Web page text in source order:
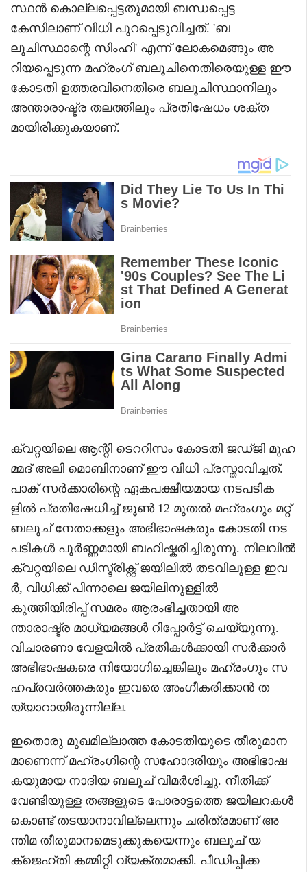
സ്ഥൻ കൊല്ലപ്പെട്ടതുമായി ബന്ധപ്പെട്ട
കേസിലാണ് വിധി പുറപ്പെടുവിച്ചത്. 'ബ
ലൂചിസ്ഥാന്റെ സിംഹി' എന്ന് ലോകമെങ്ങും അ
റിയപ്പെടുന്ന മഹ്‌രംഗ് ബലൂചിനെതിരെയുള്ള ഈ
കോടതി ഉത്തരവിനെതിരെ ബലൂചിസ്ഥാനിലും
അന്താരാഷ്ട്ര തലത്തിലും പ്രതിഷേധം ശക്ത
മായിരിക്കുകയാണ്.
ക്വറ്റയിലെ ആന്റി ടെററിസം കോടതി ജഡ്ജി മുഹ
മ്മദ് അലി മൊബിനാണ് ഈ വിധി പ്രസ്താവിച്ചത്.
പാക് സർക്കാരിന്റെ ഏകപക്ഷീയമായ നടപടിക
ളിൽ പ്രതിഷേധിച്ച് ജൂൺ 12 മുതൽ മഹ്‌രംഗും മറ്റ്
ബലൂച് നേതാക്കളും അഭിഭാഷകരും കോടതി നട
പടികൾ പൂർണ്ണമായി ബഹിഷ്കരിച്ചിരുന്നു. നിലവിൽ
ക്വറ്റയിലെ ഡിസ്ട്രിക്റ്റ് ജയിലിൽ തടവിലുള്ള ഇവ
ർ, വിധിക്ക് പിന്നാലെ ജയിലിനുള്ളിൽ
കുത്തിയിരിപ്പ് സമരം ആരംഭിച്ചതായി അ
ന്താരാഷ്ട്ര മാധ്യമങ്ങൾ റിപ്പോർട്ട് ചെയ്യുന്നു.
വിചാരണാ വേളയിൽ പ്രതികൾക്കായി സർക്കാർ
അഭിഭാഷകരെ നിയോഗിച്ചെങ്കിലും മഹ്‌രംഗും സ
ഹപ്രവർത്തകരും ഇവരെ അംഗീകരിക്കാൻ ത
യ്യാറായിരുന്നില്ല.
ഇതൊരു മുഖമില്ലാത്ത കോടതിയുടെ തീരുമാന
മാണെന്ന് മഹ്‌രംഗിന്റെ സഹോദരിയും അഭിഭാഷ
കയുമായ നാദിയ ബലൂച് വിമർശിച്ചു. നീതിക്ക്
വേണ്ടിയുള്ള തങ്ങളുടെ പോരാട്ടത്തെ ജയിലറകൾ
കൊണ്ട് തടയാനാവില്ലെന്നും ചരിത്രമാണ് അ
ന്തിമ തീരുമാനമെടുക്കുകയെന്നും ബലൂച് യ
ക്‌ജെഹ്തി കമ്മിറ്റി വ്യക്തമാക്കി. പീഡിപ്പിക്ക